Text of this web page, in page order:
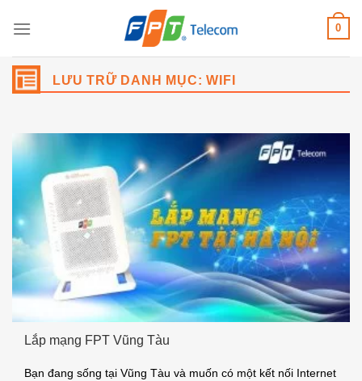
qua
dung
0
LƯU TRỮ DANH MỤC:WIFI
Lắp mạng FPT Vũng Tàu
Bạn đang sống tại Vũng Tàu và muốn có một kết nối Internet